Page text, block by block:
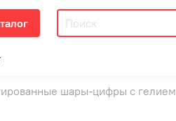
шары-цифры с гелием